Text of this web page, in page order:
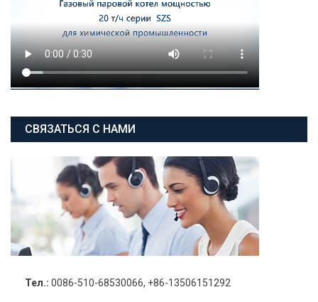
СВЯЗАТЬСЯ С НАМИ
Тел.: 0086-510-68530066, +86-13506151292